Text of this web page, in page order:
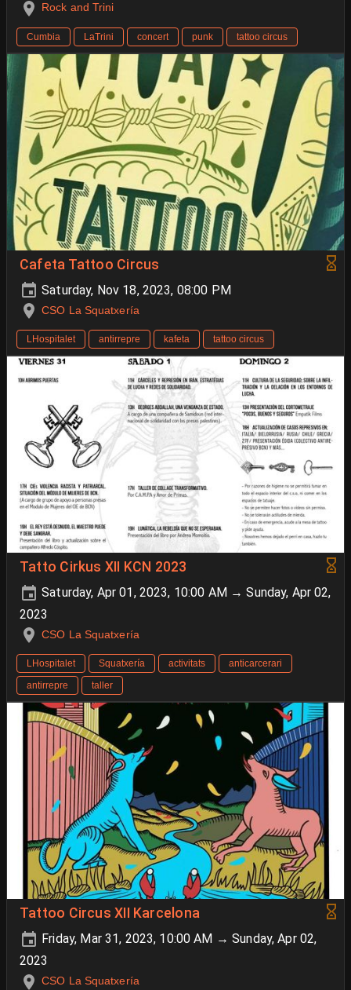
Rock and Trini
Cumbia LaTrini concert punk tattoo circus
Cafeta Tattoo Circus
Saturday, Nov 18, 2023, 08:00 PM
CSO La Squatxería
LHospitalet antirrepre kafeta tattoo circus
Tatto Cirkus XII KCN 2023
Saturday, Apr 01, 2023, 10:00 AM → Sunday, Apr 02,
2023
CSO La Squatxería
LHospitalet Squatxería activitats
anticarcerari
antirrepre
taller
Tattoo Circus XII Karcelona
Friday, Mar 31, 2023, 10:00 AM → Sunday, Apr 02,
2023
CSO La Squatxería